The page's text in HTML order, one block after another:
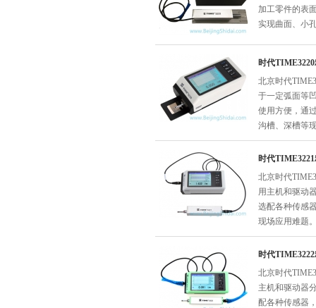
加工零件的表
实现曲面、小
时代
北京时代
于一定弧面等
使用方便，通
沟槽、深槽等
时代
北京时代
用主机和驱动
选配各种传感
现场应用难题
时代
北京时代
主机和驱动器
配各种传感器